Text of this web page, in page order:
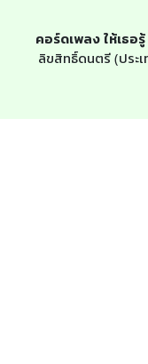
คอร์ดเพลง ให้เธอรู้
ลิขสิทธิ์ดนตรี (ประ